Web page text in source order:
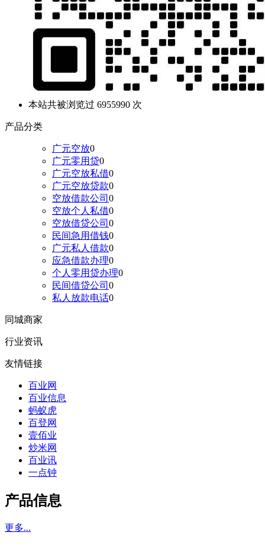
本站共被浏览过 6955990 次
产品分类
广元空放0
广元零用贷0
广元空放私借0
广元空放贷款0
空放借款公司 0
空放个人私借0
空放借贷公司 0
民间急用借钱0
广元私人借款0
应急借款办理0
个人零用贷办理0
民间借贷公司 0
私人放款电话0
同城商家
行业资讯
友情链接
百业网
百业信息
蚂蚁虎
百登网
壹佰业
炒米网
百业讯
一点钟
产品信息
更多...